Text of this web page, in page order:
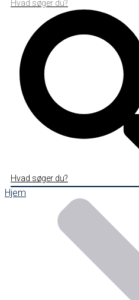
Hvad søger du?
Hvad søger du?
Hjem